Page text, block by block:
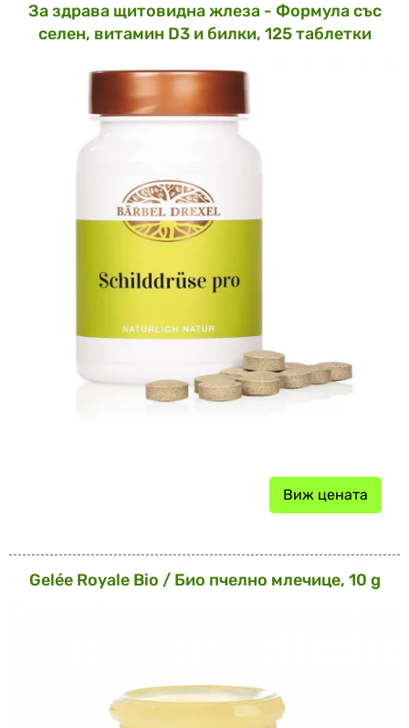
За здрава щитовидна жлеза - Формула със
селен, витамин D3 и билки, 125 таблетки
Виж цената
Gelée Royale Bio / Био пчелно млечице, 10 g